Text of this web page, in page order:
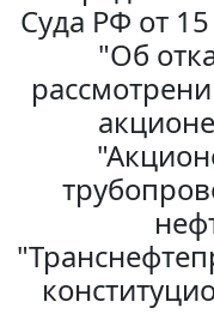
Суда РФ от
"Об